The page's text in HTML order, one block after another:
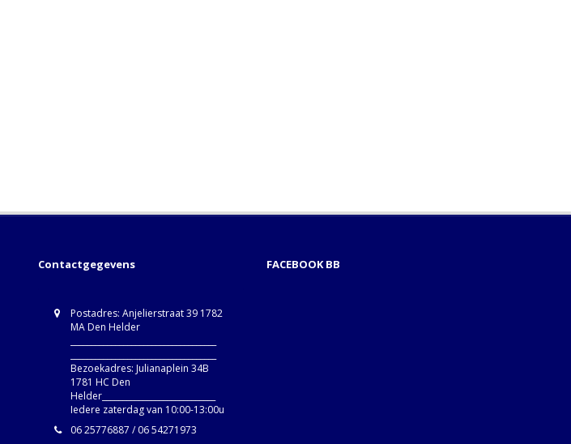
Contactgegevens
Postadres: Anjelierstraat 39 1782
MA Den Helder
Bezoekadres: Julianaplein 34B
1781 HC Den
Helder____________________________
Iedere zaterdag van 10:00-13:00u
06 25776887 / 06 54271973
FACEBOOK BB